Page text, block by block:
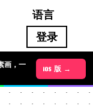
语言
登录
Android 版 →
画，一
iOS 版 →